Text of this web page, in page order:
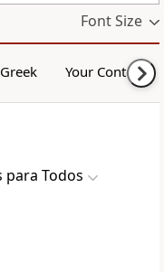
Font Size
Your Content
para Todos